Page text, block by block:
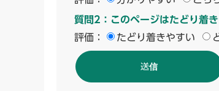
質問2：このページはたどり着
評価：
たどり着きやすい